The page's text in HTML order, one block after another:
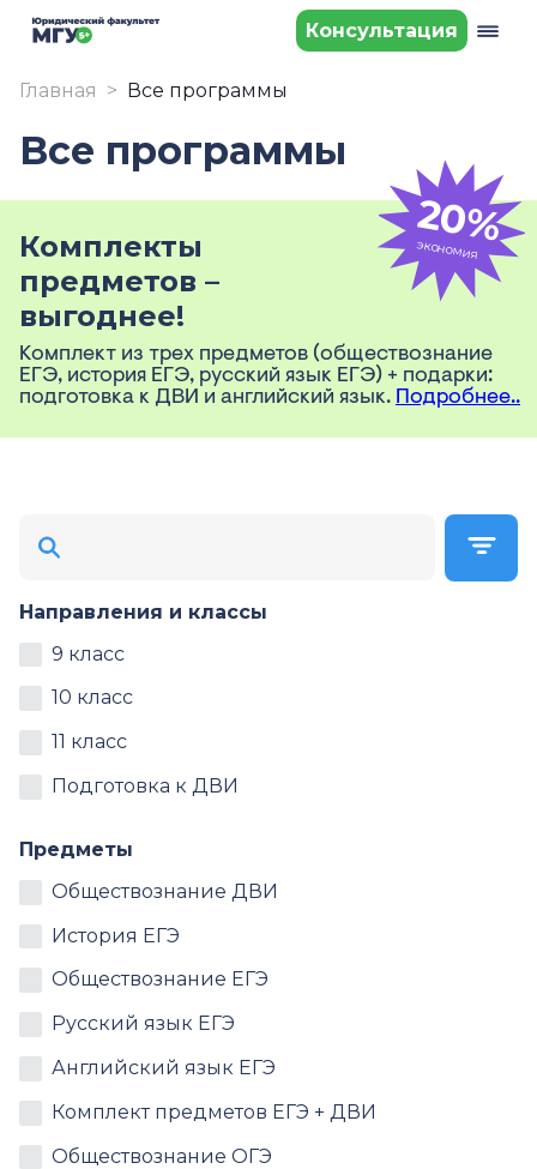
Консультация
Главная Все программы
Все программы
20%
экономия
Комплекты
предметов –
выгоднее!
Комплект из трех предметов (обществознание
ЕГЭ, история ЕГЭ, русский язык ЕГЭ) + подарки:
подготовка к ДВИ и английский язык. Подробнее..
Направления и классы
9 класс
10 класс
11 класс
Подготовка к ДВИ
Предметы
Обществознание ДВИ
История ЕГЭ
Обществознание ЕГЭ
Русский язык ЕГЭ
Английский язык ЕГЭ
Комплект предметов ЕГЭ + ДВИ
Обществознание ОГЭ